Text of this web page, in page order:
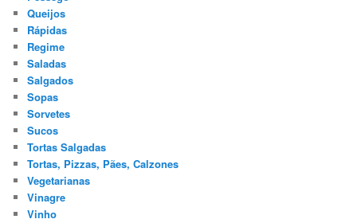
Queijos
Rápidas
Regime
Saladas
Salgados
Sopas
Sorvetes
Sucos
Tortas Salgadas
Tortas, Pizzas, Pães, Calzones
Vegetarianas
Vinagre
Vinho